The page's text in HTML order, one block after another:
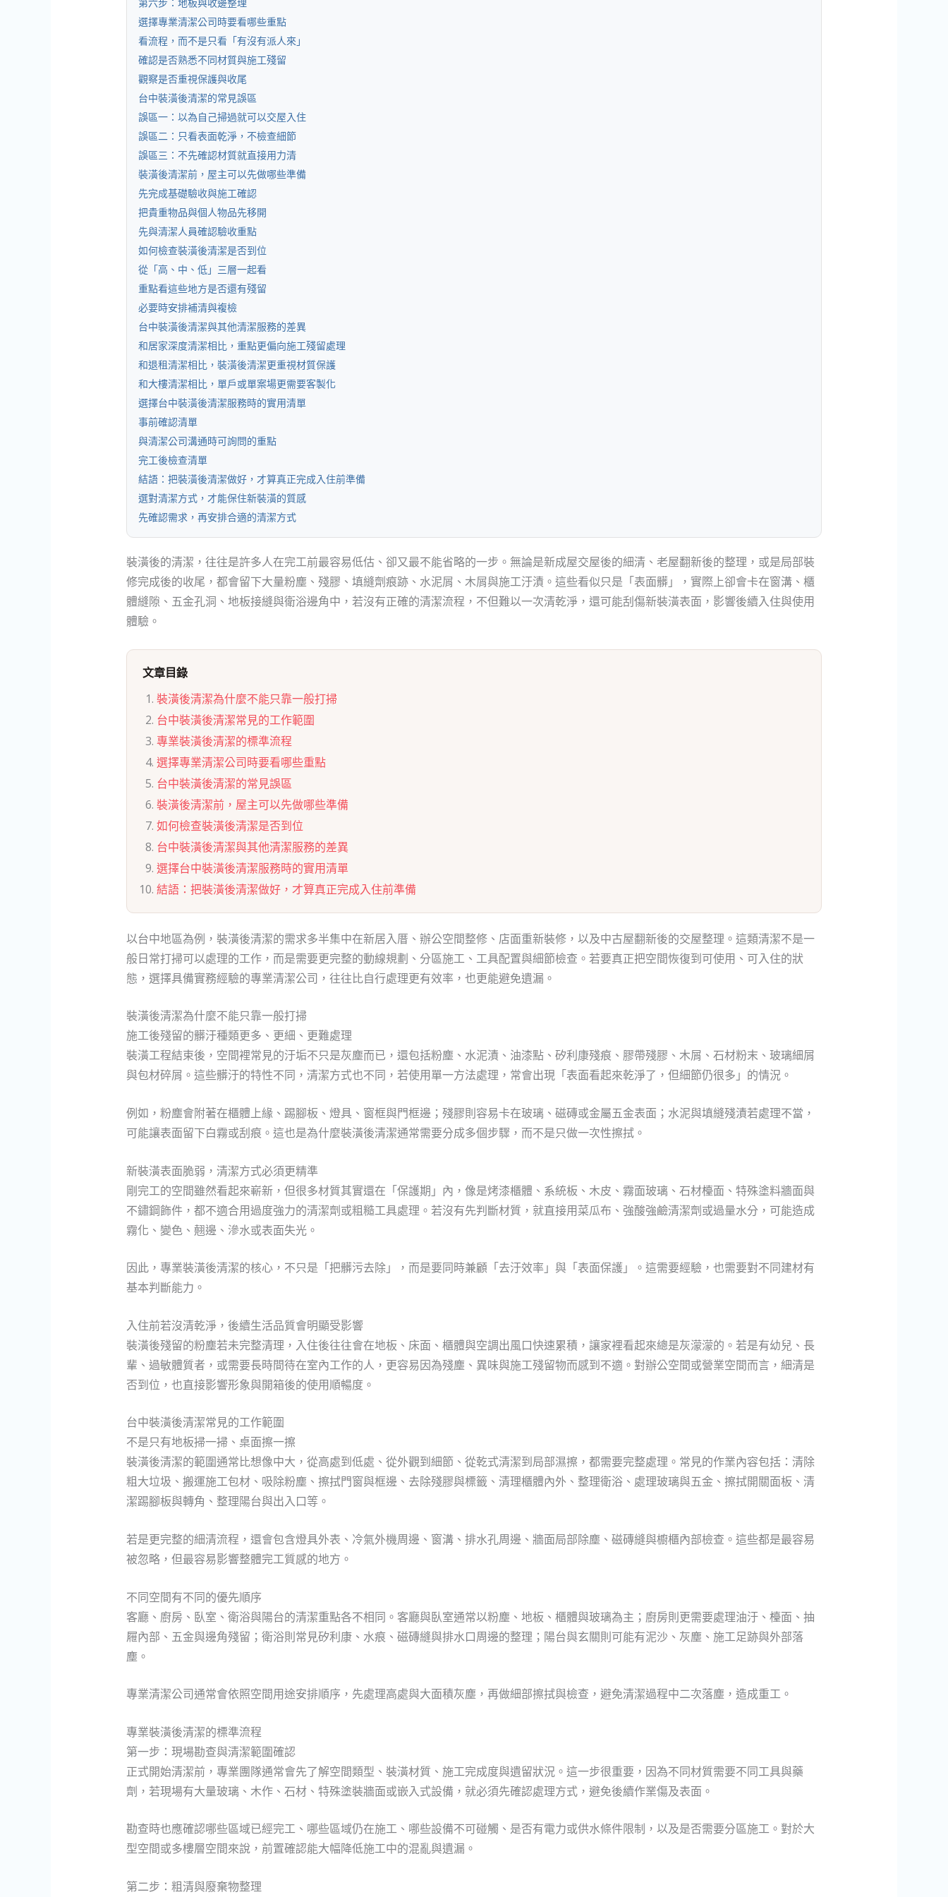
第六步：地板與收邊整理
選擇專業清潔公司時要看哪些重點
看流程，而不是只看「有沒有派人來」
確認是否熟悉不同材質與施工殘留
觀察是否重視保護與收尾
台中裝潢後清潔的常見誤區
誤區一：以為自己掃過就可以交屋入住
誤區二：只看表面乾淨，不檢查細節
誤區三：不先確認材質就直接用力清
裝潢後清潔前，屋主可以先做哪些準備
先完成基礎驗收與施工確認
把貴重物品與個人物品先移開
先與清潔人員確認驗收重點
如何檢查裝潢後清潔是否到位
從「高、中、低」三層一起看
重點看這些地方是否還有殘留
必要時安排補清與複檢
台中裝潢後清潔與其他清潔服務的差異
和居家深度清潔相比，重點更偏向施工殘留處理
和退租清潔相比，裝潢後清潔更重視材質保護
和大樓清潔相比，單戶或單案場更需要客製化
選擇台中裝潢後清潔服務時的實用清單
事前確認清單
與清潔公司溝通時可詢問的重點
完工後檢查清單
結語：把裝潢後清潔做好，才算真正完成入住前準備
選對清潔方式，才能保住新裝潢的質感
先確認需求，再安排合適的清潔方式
裝潢後的清潔，往往是許多人在完工前最容易低估、卻又最不能省略的一步。無論是新成屋交屋後的細清、老屋翻新後的整理，或是局部裝
修完成後的收尾，都會留下大量粉塵、殘膠、填縫劑痕跡、水泥屑、木屑與施工汙漬。這些看似只是「表面髒」，實際上卻會卡在窗溝、櫃
體縫隙、五金孔洞、地板接縫與衛浴邊角中，若沒有正確的清潔流程，不但難以一次清乾淨，還可能刮傷新裝潢表面，影響後續入住與使用
體驗。
文章目錄
裝潢後清潔為什麼不能只靠一般打掃
台中裝潢後清潔常見的工作範圍
專業裝潢後清潔的標準流程
選擇專業清潔公司時要看哪些重點
台中裝潢後清潔的常見誤區
裝潢後清潔前，屋主可以先做哪些準備
如何檢查裝潢後清潔是否到位
台中裝潢後清潔與其他清潔服務的差異
選擇台中裝潢後清潔服務時的實用清單
結語：把裝潢後清潔做好，才算真正完成入住前準備
以台中地區為例，裝潢後清潔的需求多半集中在新居入厝、辦公空間整修、店面重新裝修，以及中古屋翻新後的交屋整理。這類清潔不是一
般日常打掃可以處理的工作，而是需要更完整的動線規劃、分區施工、工具配置與細節檢查。若要真正把空間恢復到可使用、可入住的狀
態，選擇具備實務經驗的專業清潔公司，往往比自行處理更有效率，也更能避免遺漏。
裝潢後清潔為什麼不能只靠一般打掃
施工後殘留的髒汙種類更多、更細、更難處理
裝潢工程結束後，空間裡常見的汙垢不只是灰塵而已，還包括粉塵、水泥漬、油漆點、矽利康殘痕、膠帶殘膠、木屑、石材粉末、玻璃細屑
與包材碎屑。這些髒汙的特性不同，清潔方式也不同，若使用單一方法處理，常會出現「表面看起來乾淨了，但細節仍很多」的情況。
例如，粉塵會附著在櫃體上緣、踢腳板、燈具、窗框與門框邊；殘膠則容易卡在玻璃、磁磚或金屬五金表面；水泥與填縫殘漬若處理不當，
可能讓表面留下白霧或刮痕。這也是為什麼裝潢後清潔通常需要分成多個步驟，而不是只做一次性擦拭。
新裝潢表面脆弱，清潔方式必須更精準
剛完工的空間雖然看起來嶄新，但很多材質其實還在「保護期」內，像是烤漆櫃體、系統板、木皮、霧面玻璃、石材檯面、特殊塗料牆面與
不鏽鋼飾件，都不適合用過度強力的清潔劑或粗糙工具處理。若沒有先判斷材質，就直接用菜瓜布、強酸強鹼清潔劑或過量水分，可能造成
霧化、變色、翹邊、滲水或表面失光。
因此，專業裝潢後清潔的核心，不只是「把髒污去除」，而是要同時兼顧「去汙效率」與「表面保護」。這需要經驗，也需要對不同建材有
基本判斷能力。
入住前若沒清乾淨，後續生活品質會明顯受影響
裝潢後殘留的粉塵若未完整清理，入住後往往會在地板、床面、櫃體與空調出風口快速累積，讓家裡看起來總是灰濛濛的。若是有幼兒、長
輩、過敏體質者，或需要長時間待在室內工作的人，更容易因為殘塵、異味與施工殘留物而感到不適。對辦公空間或營業空間而言，細清是
否到位，也直接影響形象與開箱後的使用順暢度。
台中裝潢後清潔常見的工作範圍
不是只有地板掃一掃、桌面擦一擦
裝潢後清潔的範圍通常比想像中大，從高處到低處、從外觀到細節、從乾式清潔到局部濕擦，都需要完整處理。常見的作業內容包括：清除
粗大垃圾、搬運施工包材、吸除粉塵、擦拭門窗與框邊、去除殘膠與標籤、清理櫃體內外、整理衛浴、處理玻璃與五金、擦拭開關面板、清
潔踢腳板與轉角、整理陽台與出入口等。
若是更完整的細清流程，還會包含燈具外表、冷氣外機周邊、窗溝、排水孔周邊、牆面局部除塵、磁磚縫與櫥櫃內部檢查。這些都是最容易
被忽略，但最容易影響整體完工質感的地方。
不同空間有不同的優先順序
客廳、廚房、臥室、衛浴與陽台的清潔重點各不相同。客廳與臥室通常以粉塵、地板、櫃體與玻璃為主；廚房則更需要處理油汙、檯面、抽
屜內部、五金與邊角殘留；衛浴則常見矽利康、水痕、磁磚縫與排水口周邊的整理；陽台與玄關則可能有泥沙、灰塵、施工足跡與外部落
塵。
專業清潔公司通常會依照空間用途安排順序，先處理高處與大面積灰塵，再做細部擦拭與檢查，避免清潔過程中二次落塵，造成重工。
專業裝潢後清潔的標準流程
第一步：現場勘查與清潔範圍確認
正式開始清潔前，專業團隊通常會先了解空間類型、裝潢材質、施工完成度與遺留狀況。這一步很重要，因為不同材質需要不同工具與藥
劑，若現場有大量玻璃、木作、石材、特殊塗裝牆面或嵌入式設備，就必須先確認處理方式，避免後續作業傷及表面。
勘查時也應確認哪些區域已經完工、哪些區域仍在施工、哪些設備不可碰觸、是否有電力或供水條件限制，以及是否需要分區施工。對於大
型空間或多樓層空間來說，前置確認能大幅降低施工中的混亂與遺漏。
第二步：粗清與廢棄物整理